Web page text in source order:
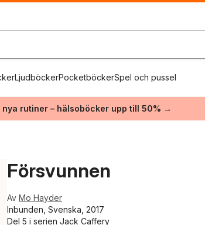
LjudböckerPocketböckerSpel och pussel
nya rutiner – hälsoböcker upp till 50% →
Försvunnen
Av Mo Hayder
Inbunden, Svenska, 2017
Del 5 i serien Jack Caffery